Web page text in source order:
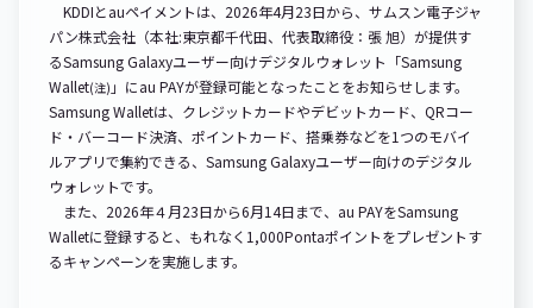
KDDIとauペイメントは、2026年4月23日から、サムスン電子ジャ
パン株式会社（本社:東京都千代田、代表取締役：張 旭）が提供す
るSamsung Galaxyユーザー向けデジタルウォレット「Samsung
Wallet(注) 」にau PAYが登録可能となったことをお知らせします。
Samsung Walletは、クレジットカードやデビットカード、QRコー
ド・バーコード決済、ポイントカード、搭乗券などを1つのモバイ
ルアプリで集約できる、Samsung Galaxyユーザー向けのデジタル
ウォレットです。
また、2026年４月23日から6月14日まで、au PAYをSamsung
Walletに登録すると、もれなく1,000Pontaポイントをプレゼントす
るキャンペーンを実施します。